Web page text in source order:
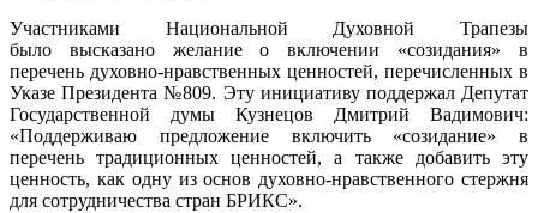
Участниками Национальной Духовной Трапезы
было высказано желание о включении «созидания» в
перечень духовно-нравственных ценностей, перечисленных в
Указе Президента №809. Эту инициативу поддержал Депутат
Государственной думы Кузнецов Дмитрий Вадимович:
«Поддерживаю предложение включить «созидание» в
перечень традиционных ценностей, а также добавить эту
ценность, как одну из основ духовно-нравственного стержня
для сотрудничества стран БРИКС».